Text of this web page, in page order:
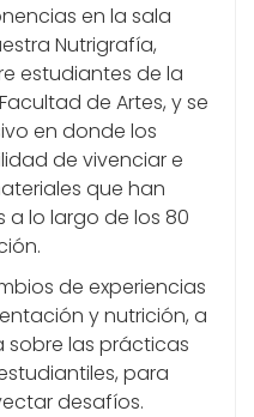
en la sala
Nutrigrafía,
estudiantes de la
de Artes, y se
en donde los
de vivenciar e
que han
lo largo de los 80
de experiencias
y nutrición, a
sobre las prácticas
para
desafíos.